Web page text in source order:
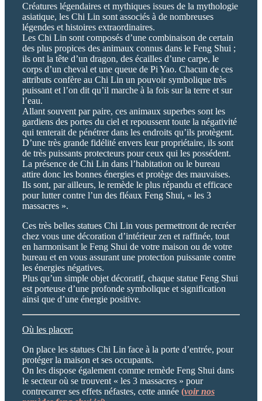
Créatures légendaires et mythiques issues de la mythologie
asiatique, les Chi Lin sont associés à de nombreuses
légendes et histoires extraordinaires.
Les Chi Lin sont composés d’une combinaison de certain
des plus propices des animaux connus dans le Feng Shui ;
ils ont la tête d’un dragon, des écailles d’une carpe, le
corps d’un cheval et une queue de Pi Yao. Chacun de ces
attributs confère au Chi Lin un pouvoir symbolique très
puissant et l’on dit qu’il marche à la fois sur la terre et sur
l’eau.
Allant souvent par paire, ces animaux superbes sont les
gardiens des portes du ciel et repoussent toute la négativité
qui tenterait de pénétrer dans les endroits qu’ils protègent.
D’une très grande fidélité envers leur propriétaire, ils sont
de très puissants protecteurs pour ceux qui les possédent.
La présence de Chi Lin dans l’habitation ou le bureau
attire donc les bonnes énergies et protège des mauvaises.
Ils sont, par ailleurs, le remède le plus répandu et efficace
pour lutter contre l’un des fléaux Feng Shui, « les 3
massacres ».
Ces très belles statues Chi Lin vous permettront de recréer
chez vous une décoration d’intérieur zen et raffinée, tout
en harmonisant le Feng Shui de votre maison ou de votre
bureau et en vous assurant une protection puissante contre
les énergies négatives.
Plus qu’un simple objet décoratif, chaque statue Feng Shui
est porteuse d’une profonde symbolique et signification
ainsi que d’une énergie positive.
Où les placer:
On place les statues Chi Lin face à la porte d’entrée, pour
protéger la maison et ses occupants.
On les dispose également comme remède Feng Shui dans
le secteur où se trouvent « les 3 massacres » pour
contrecarrer ses effets néfastes, cette année (voir nos